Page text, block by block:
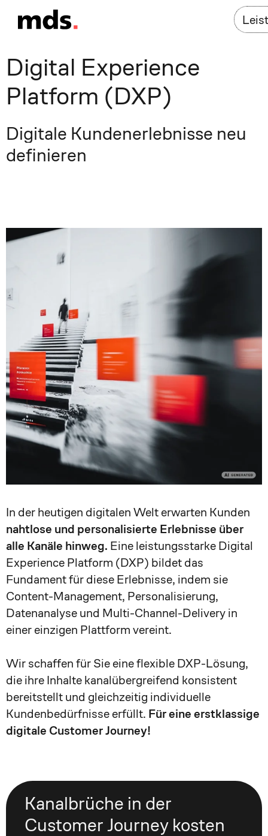
Digital Experience
Platform (DXP)
Digitale Kundenerlebnisse neu
definieren
In der heutigen digitalen Welt erwarten Kunden
nahtlose und personalisierte Erlebnisse über
alle Kanäle hinweg. Eine leistungsstarke Digital
Experience Platform (DXP) bildet das
Fundament für diese Erlebnisse, indem sie
Content-Management, Personalisierung,
Datenanalyse und Multi-Channel-Delivery in
einer einzigen Plattform vereint.
Wir schaffen für Sie eine flexible DXP-Lösung,
die ihre Inhalte kanalübergreifend konsistent
bereitstellt und gleichzeitig individuelle
Kundenbedürfnisse erfüllt. Für eine erstklassige
digitale Customer Journey!
Kanalbrüche in der
Customer Journey kosten